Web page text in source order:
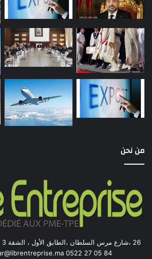
من نحن
84 05 27 0522 redaction-ar@librentreprise.ma